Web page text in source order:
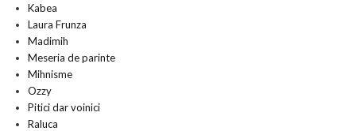
Kabea
Laura Frunza
Madimih
Meseria de parinte
Mihnisme
Ozzy
Pitici dar voinici
Raluca